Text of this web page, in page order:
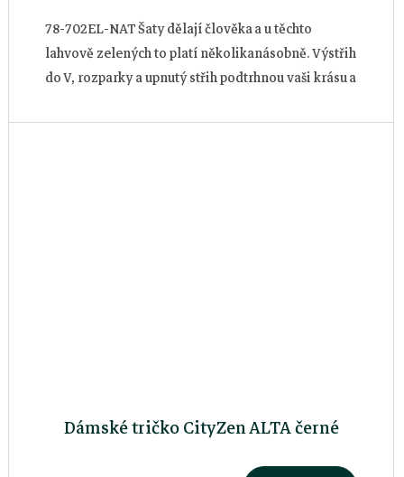
78-702EL-NAT Šaty dělají člověka a u těchto
lahvově zelených to platí několikanásobně. Výstřih
do V, rozparky a upnutý střih podtrhnou vaši krásu a
Dámské tričko CityZen ALTA černé